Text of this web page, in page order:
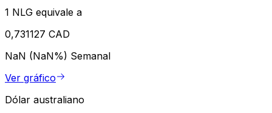
1 NLG equivale a
0,731127 CAD
NaN (NaN%) Semanal
Ver gráfico
Dólar australiano